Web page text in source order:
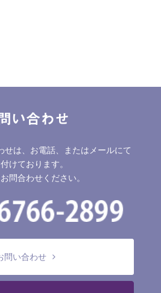
い合わせ
せは、お電話、またはメールにて
けております。
問合わせください。
問い合わせ